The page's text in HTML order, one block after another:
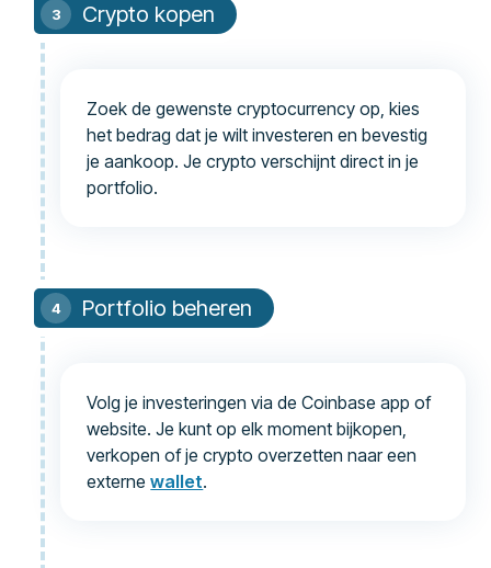
Crypto kopen
Zoek de gewenste cryptocurrency op, kies
het bedrag dat je wilt investeren en bevestig
je aankoop. Je crypto verschijnt direct in je
portfolio.
Portfolio beheren
Volg je investeringen via de Coinbase app of
website. Je kunt op elk moment bijkopen,
verkopen of je crypto overzetten naar een
externewallet.